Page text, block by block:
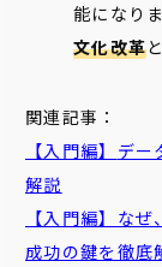
能になり
文化改革
関連記事：
【入門編】 デー
解説
【入門編】なぜ、
成功の鍵を徹底